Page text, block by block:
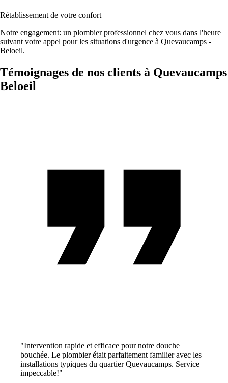
Rétablissement de votre confort
Notre engagement: un plombier professionnel chez vous dans l'heure
suivant votre appel pour les situations d'urgence à Quevaucamps -
Beloeil.
Témoignages de nos clients à Quevaucamps
Beloeil
"Intervention rapide et efficace pour notre douche
bouchée. Le plombier était parfaitement familier avec les
installations typiques du quartier Quevaucamps. Service
impeccable!"